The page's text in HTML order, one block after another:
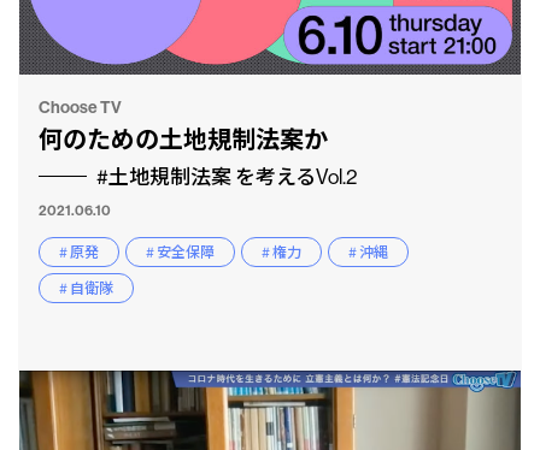
Choose TV
何のための土地規制法案か
#土地規制法案 を考えるVol.2
2021.06.10
# 原発 # 安全保障 # 権力
# 沖縄
# 自衛隊